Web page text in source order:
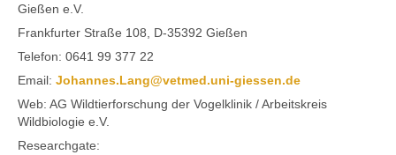
Gießen e.V.
Frankfurter Straße 108, D-35392 Gießen
Telefon: 0641 99 377 22
Email: Johannes.Lang@vetmed.uni-giessen.de
Web: AG Wildtierforschung der Vogelklinik / Arbeitskreis
Wildbiologie e.V.
Researchgate: